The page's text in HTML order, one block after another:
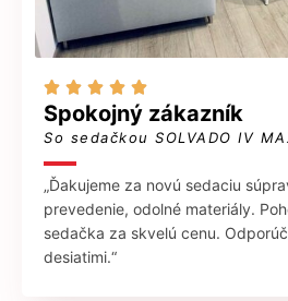
    
Spokojný zákazník
So sedačkou SOLVADO IV
„Ďakujeme za novú sedaciu
prevedenie, odolné materiály.
sedačka za skvelú cenu.
desiatimi.“